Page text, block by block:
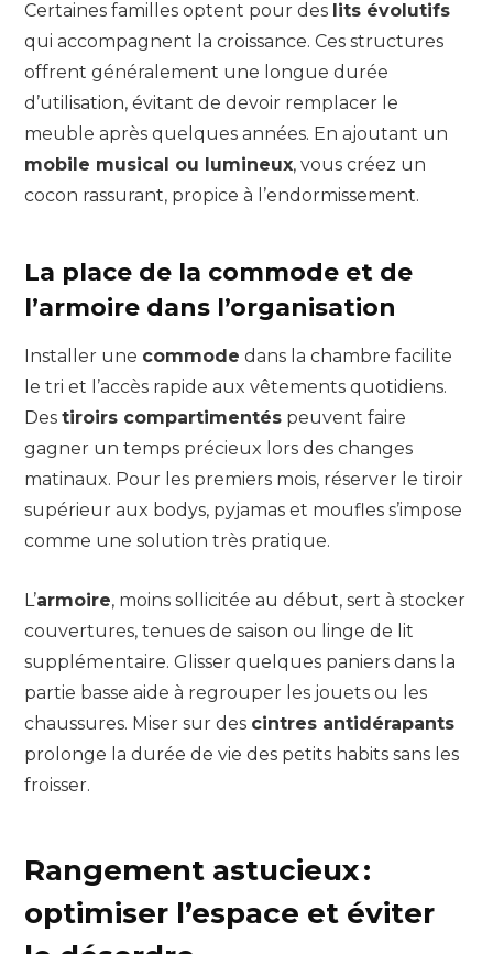
Certaines familles optent pour des lits évolutifs
qui accompagnent la croissance. Ces structures
offrent généralement une longue durée
d’utilisation, évitant de devoir remplacer le
meuble après quelques années. En ajoutant un
mobile musical ou lumineux, vous créez un
cocon rassurant, propice à l’endormissement.
La place de la commode et de
l’armoire dans l’organisation
Installer une commode dans la chambre facilite
le tri et l’accès rapide aux vêtements quotidiens.
Des tiroirs compartimentés peuvent faire
gagner un temps précieux lors des changes
matinaux. Pour les premiers mois, réserver le tiroir
supérieur aux bodys, pyjamas et moufles s’impose
comme une solution très pratique.
L’armoire, moins sollicitée au début, sert à stocker
couvertures, tenues de saison ou linge de lit
supplémentaire. Glisser quelques paniers dans la
partie basse aide à regrouper les jouets ou les
chaussures. Miser sur des cintres antidérapants
prolonge la durée de vie des petits habits sans les
froisser.
Rangement astucieux :
optimiser l’espace et éviter